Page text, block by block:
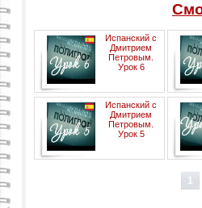
Испанский с
Дмитрием
Петровым.
Урок 6
Испанский с
Дмитрием
Петровым.
Урок 5
1